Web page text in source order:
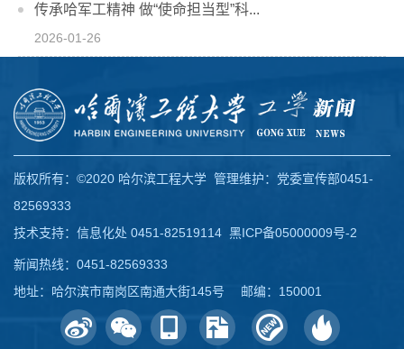
传承哈军工精神 做“使命担当型”科...
2026-01-26
版权所有：©2020 哈尔滨工程大学 管理维护：党委宣传部0451-
82569333
技术支持：信息化处 0451-82519114 黑ICP备05000009号-2
新闻热线：0451-82569333
地址：哈尔滨市南岗区南通大街145号 邮编：150001